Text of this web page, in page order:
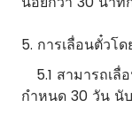
5. การเลื่อนตั๋วโด
5.1 สามารถเลื่
กำหนด 30 วัน นั